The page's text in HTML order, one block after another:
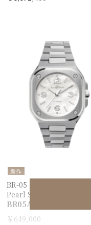
新作
BR-05 36 mm Mother Of
Pearl Steel
BR05A-S-MP-ST/SST
￥649,000